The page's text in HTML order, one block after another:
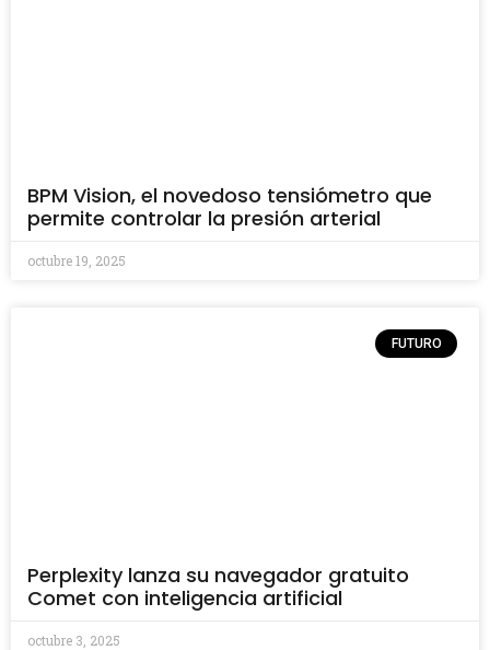
BPM Vision, el novedoso tensiómetro que
permite controlar la presión arterial
octubre 19, 2025
FUTURO
Perplexity lanza su navegador gratuito
Comet con inteligencia artificial
octubre 3, 2025